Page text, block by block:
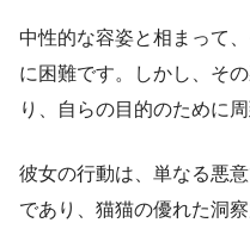
中性的な容姿と相まって
に困難です。しかし、そ
り、自らの目的のために
彼女の行動は、単なる悪
であり、猫猫の優れた洞